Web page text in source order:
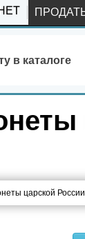
в каталоге
царской России